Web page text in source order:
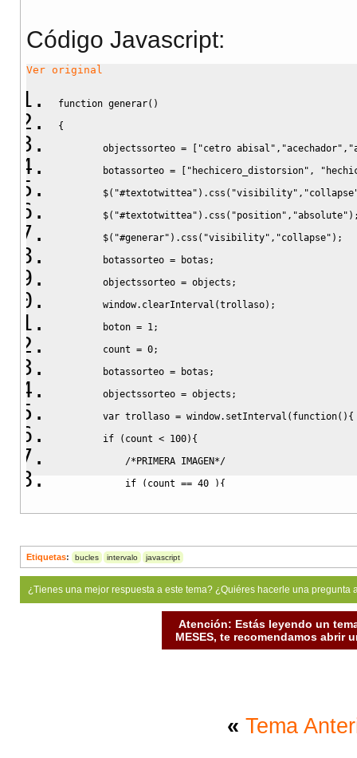
Código Javascript:
Ver original
function generar( )
{
objectssorteo = [ "cetro abisal" , "acechador" ,
botassorteo = [ "hechicero_distorsion" ,
$( "#textotwittea" ) . css ( "visibility" ,
$( "#textotwittea" ) . css ( "position" , "absolute" )
$( "#generar" ) . css ( "visibility" , "collapse" ) ;
botassorteo = botas ;
objectssorteo = objects ;
window. clearInterval (trollaso) ;
boton = 1 ;
count = 0;
botassorteo = botas ;
objectssorteo = objects ;
var trollaso = window. setInterval ( function( ) {
if
( count < 100) {
/*PRIMERA IMAGEN*/
if
( count == 40 ) {
primerobjeto = primerobjeto[0];
objects.splice(aleatorio,1 );
aleatorio = Math.floor((Math.
Etiquetas: bucles intervalo javascript
¿Tienes una mejor respuesta a este tema? ¿Quiéres hacerle una
Atención: Estás leyendo un
MESES, te recomendamos abrir
« Tema